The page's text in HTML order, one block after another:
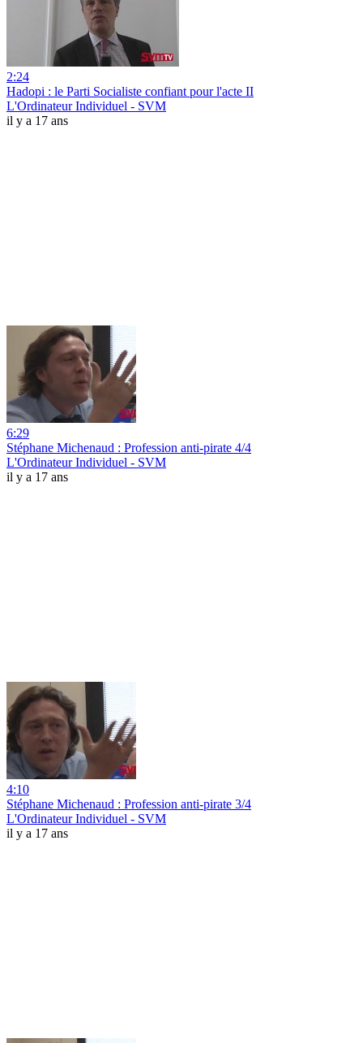
2:24
Hadopi : le Parti Socialiste confiant pour l'acte II
L'Ordinateur Individuel - SVM
il y a 17 ans
6:29
Stéphane Michenaud : Profession anti-pirate 4/4
L'Ordinateur Individuel - SVM
il y a 17 ans
4:10
Stéphane Michenaud : Profession anti-pirate 3/4
L'Ordinateur Individuel - SVM
il y a 17 ans